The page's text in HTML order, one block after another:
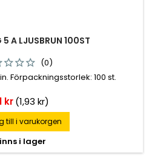
5 A LJUSBRUN 100ST
(0)
Förpackningsstorlek: 100 st.
kr (1,93 kr)
till i varukorgen
i lager